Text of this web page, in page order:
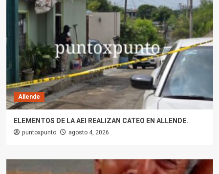
Allende
ELEMENTOS DE LA AEI REALIZAN CATEO EN ALLENDE.
puntoxpunto agosto 4, 2026